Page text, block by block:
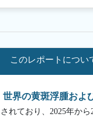
このレポートについ
世界の黄斑浮腫およ
されており、2025年か